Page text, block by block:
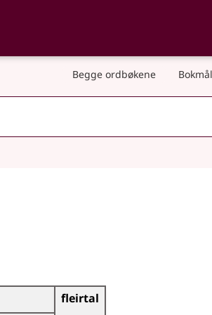
og
Begge ordbøkene
fleirtal